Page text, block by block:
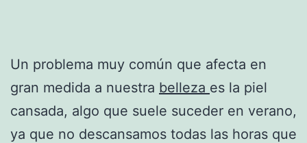
Un problema muy común que afecta en
gran medida a nuestra belleza es la piel
cansada, algo que suele suceder en verano,
ya que no descansamos todas las horas que